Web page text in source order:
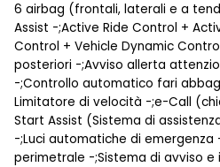
6 airbag (frontali, laterali e a
Assist -;Active Ride Control +
Control + Vehicle Dynamic
posteriori -;Avviso allerta
-;Controllo automatico fari
Limitatore di velocità -;e-Call
Start Assist (Sistema di
-;Luci automatiche di emergenza
perimetrale -;Sistema di avviso